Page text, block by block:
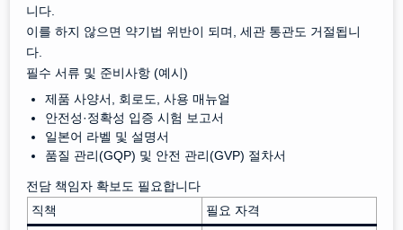
니다.
이를 하지 않으면 약기법 위반이 되며, 세관 통관도 거절됩니
다.
필수 서류 및 준비사항 (예시)
제품 사양서, 회로도, 사용 매뉴얼
안전성·정확성 입증 시험 보고서
일본어 라벨 및 설명서
품질 관리(GQP) 및 안전 관리(GVP) 절차서
전담 책임자 확보도 필요합니다
직책
필요 자격